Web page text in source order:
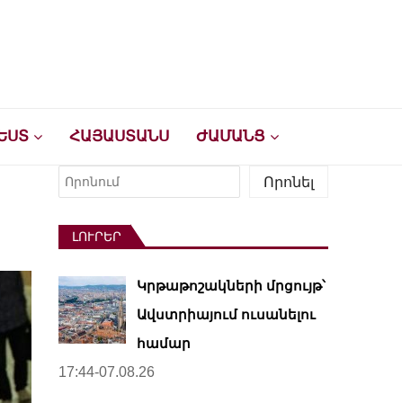
ՀԱՅԱՍՏԱՆՍ ԺԱՄԱՆՑ
Որոնել
Որոնել
ԼՈՒՐԵՐ
Կրթաթոշակների մրցույթ՝
Ավստրիայում ուսանելու
համար
17:44-07.08.26